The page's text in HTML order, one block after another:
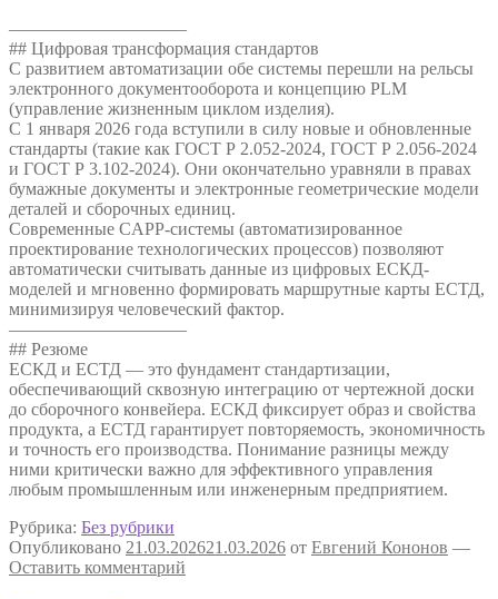
——————————
## Цифровая трансформация стандартов
С развитием автоматизации обе системы перешли на рельсы
электронного документооборота и концепцию PLM
(управление жизненным циклом изделия).
С 1 января 2026 года вступили в силу новые и обновленные
стандарты (такие как ГОСТ Р 2.052-2024, ГОСТ Р 2.056-2024
и ГОСТ Р 3.102-2024). Они окончательно уравняли в правах
бумажные документы и электронные геометрические модели
деталей и сборочных единиц.
Современные CAPP-системы (автоматизированное
проектирование технологических процессов) позволяют
автоматически считывать данные из цифровых ЕСКД-
моделей и мгновенно формировать маршрутные карты ЕСТД,
минимизируя человеческий фактор.
——————————
## Резюме
ЕСКД и ЕСТД — это фундамент стандартизации,
обеспечивающий сквозную интеграцию от чертежной доски
до сборочного конвейера. ЕСКД фиксирует образ и свойства
продукта, а ЕСТД гарантирует повторяемость, экономичность
и точность его производства. Понимание разницы между
ними критически важно для эффективного управления
любым промышленным или инженерным предприятием.
Рубрика: Без рубрики
Опубликовано 21.03.202621.03.2026 от Евгений Кононов —
Оставить комментарий